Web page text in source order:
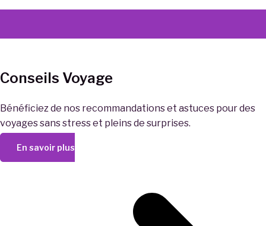
Conseils Voyage
Bénéficiez de nos recommandations et astuces pour des
voyages sans stress et pleins de surprises.
En savoir plus